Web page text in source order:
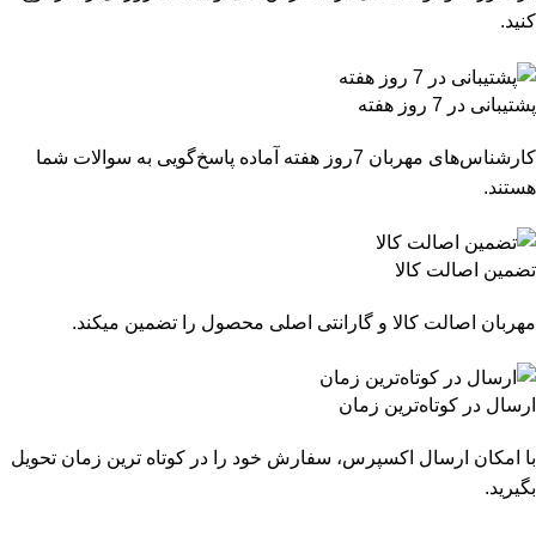
کنید.
پشتیبانی در 7 روز هفته
کارشناس‌های مهربان 7روز هفته آماده پاسخ‌گویی به سوالات شما
هستند.
تضمین اصالت کالا
مهربان اصالت کالا و گارانتی اصلی محصول را تضمین میکند.
ارسال در کوتاه‌ترین زمان
با امکان ارسال اکسپرس، سفارش خود را در کوتاه ترین زمان تحویل
بگیرید.